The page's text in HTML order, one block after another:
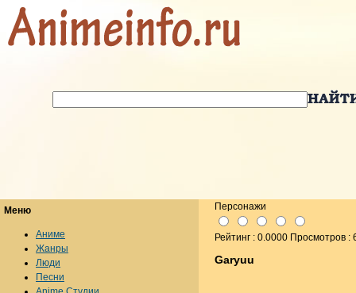
Персонажи
Рейтинг : 0.0000 Просмотров :
Garyuu
Меню
Аниме
Жанры
Люди
Песни